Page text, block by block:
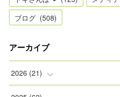
ブログ (508)
アーカイブ
2026 (21)